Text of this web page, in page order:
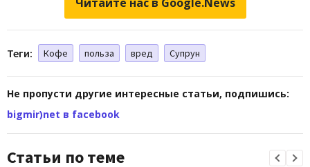
Теги: Кофе польза вред Супрун
Не пропусти другие интересные статьи, подпишись:
bigmir)net в facebook
Статьи по теме